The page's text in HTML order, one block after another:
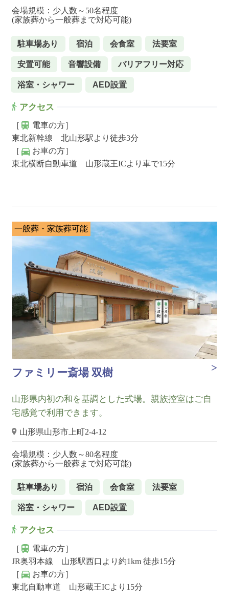
会場規模：少人数～50名程度
(家族葬から一般葬まで対応可能)
駐車場あり 宿泊 会食室 法要室
安置可能 音響設備 バリアフリー対応
浴室・シャワー AED設置
アクセス
［
電車の方］
東北新幹線 北山形駅より徒歩3分
［
お車の方］
東北横断自動車道 山形蔵王ICより車で15分
一般葬・家族葬可能
ファミリー斎場 双樹
山形県内初の和を基調とした式場。親族控室はご自
宅感覚で利用できます。
山形県山形市上町2-4-12
会場規模：少人数～80名程度
(家族葬から一般葬まで対応可能)
駐車場あり 宿泊 会食室 法要室
浴室・シャワー AED設置
アクセス
［
電車の方］
JR奥羽本線 山形駅西口より約1km 徒歩15分
［
お車の方］
東北自動車道 山形蔵王ICより15分